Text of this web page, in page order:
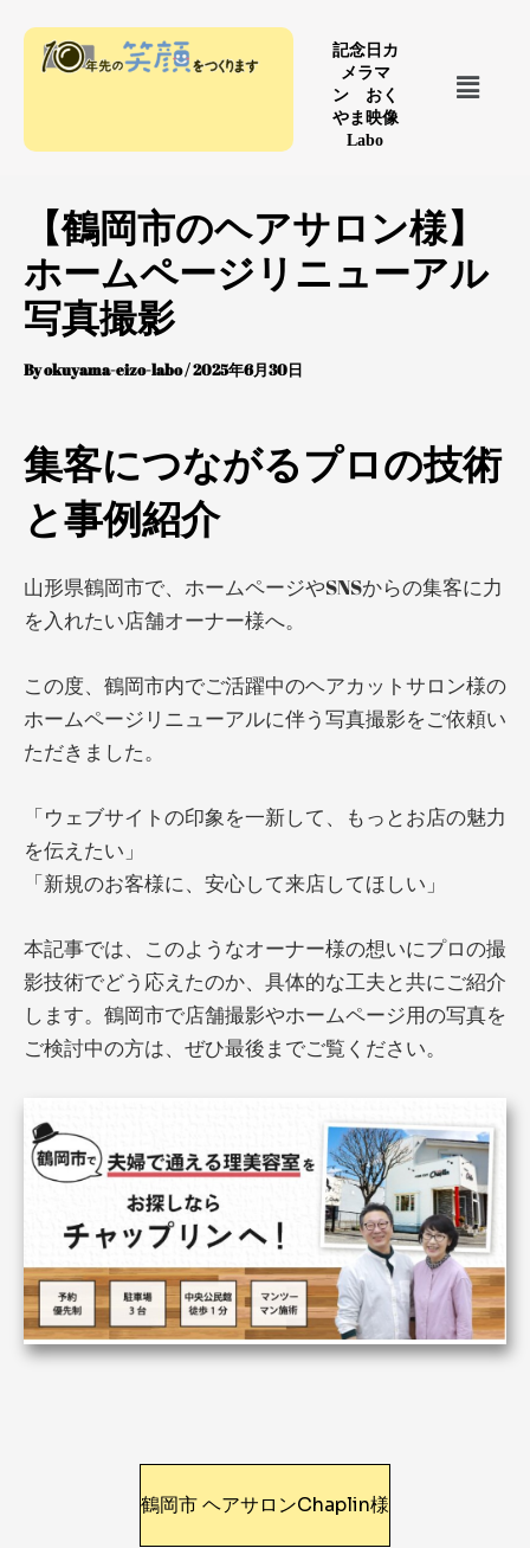
記念日カ
メラマ
ン おく
やま映像
Labo
メ
ニ
【鶴岡市のヘアサロン様】
ホームページリニューアル
写真撮影
Byokuyama-eizo-labo/2025年6月30日
集客につながるプロの技術
と事例紹介
山形県鶴岡市で、ホームページやSNSからの集客に力
を入れたい店舗オーナー様へ。
この度、鶴岡市内でご活躍中のヘアカットサロン様の
ホームページリニューアルに伴う写真撮影をご依頼い
ただきました。
「ウェブサイトの印象を一新して、もっとお店の魅力
を伝えたい」
「新規のお客様に、安心して来店してほしい」
本記事では、このようなオーナー様の想いにプロの撮
影技術でどう応えたのか、具体的な工夫と共にご紹介
します。鶴岡市で店舗撮影やホームページ用の写真を
ご検討中の方は、ぜひ最後までご覧ください。
鶴岡市 ヘアサロンChaplin様